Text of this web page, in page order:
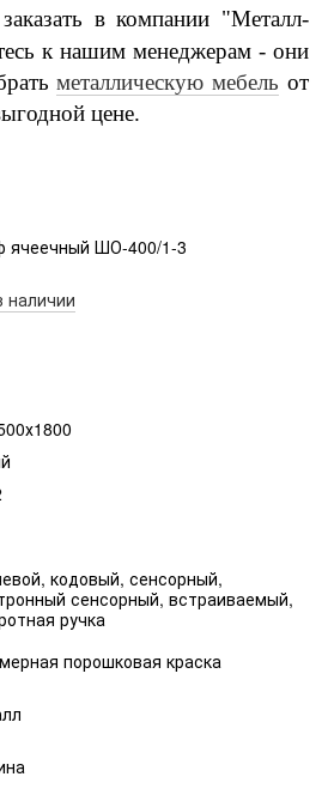
в компании "Металл-
к нашим менеджерам - они
металлическую мебель от
цене.
ячеечный ШО-400/1-3
наличии
кодовый, сенсорный,
сенсорный, встраиваемый,
ручка
порошковая краска